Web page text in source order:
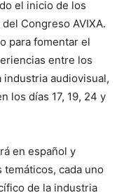
el inicio de los
Congreso AVIXA.
para fomentar el
entre los
audiovisual,
los días 17, 19, 24 y
en español y
cada uno
de la industria